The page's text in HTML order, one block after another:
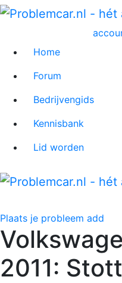
Home
Forum
Bedrijvengids
Kennisbank
Lid worden
Plaats je probleem add
2011: